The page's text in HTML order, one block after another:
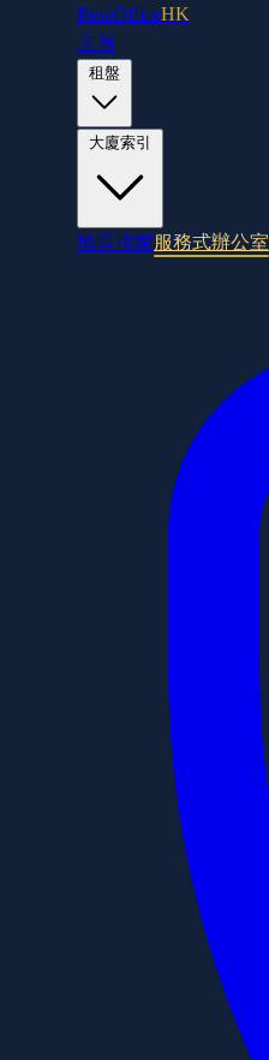
RentOfficeHK
主頁
地區指南服務式辦公室